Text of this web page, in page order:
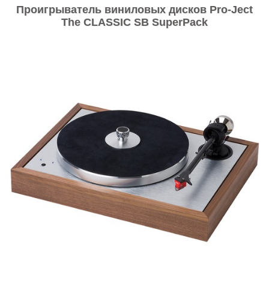
Проигрыватель виниловых дисков Pro-Ject
The CLASSIC SB SuperPack